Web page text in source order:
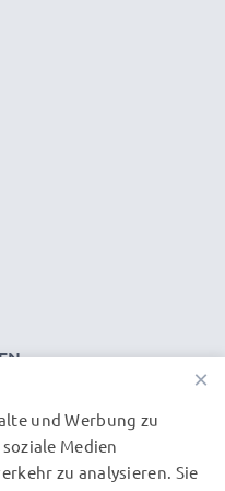
×
und Werbung zu
Medien
zu analysieren. Sie